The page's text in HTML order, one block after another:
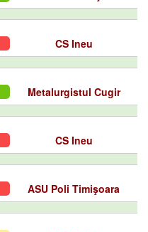
CS Ineu
Metalurgistul Cugir
CS Ineu
ASU Poli Timişoara